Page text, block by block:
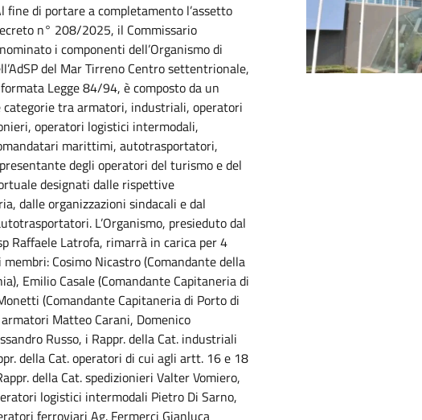
di portare a completamento l’assetto
n° 208/2025, il Commissario
i componenti dell’Organismo di
del Mar Tirreno Centro settentrionale,
Legge 84/94, è composto da un
categorie tra armatori, industriali, operatori
operatori logistici intermodali,
marittimi, autotrasportatori,
degli operatori del turismo e del
designati dalle rispettive
dalle organizzazioni sindacali e dal
L’Organismo, presieduto dal
Raffaele Latrofa, rimarrà in carica per 4
Cosimo Nicastro (Comandante della
Emilio Casale (Comandante Capitaneria di
(Comandante Capitaneria di Porto di
Matteo Carani, Domenico
Russo, i Rappr. della Cat. industriali
della Cat. operatori di cui agli artt. 16 e 18
della Cat. spedizionieri Valter Vomiero,
logistici intermodali Pietro Di Sarno,